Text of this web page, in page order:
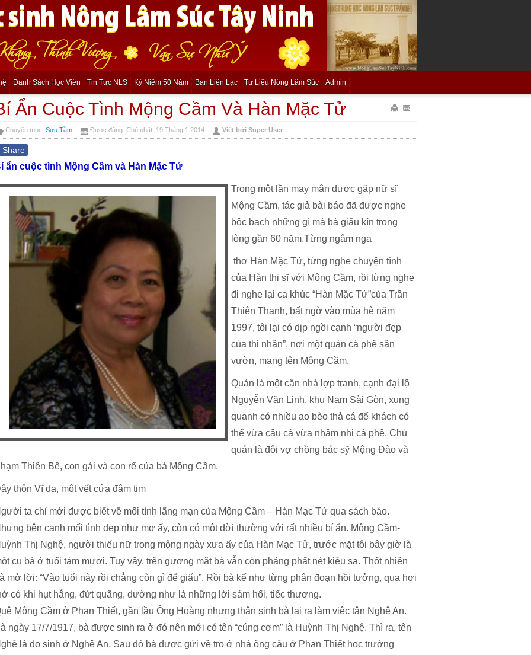
Danh Sách Học Viên Tin Tức NLS Kỷ Niệm 50 Năm Ban Liên Lạc Tư Liệu Nông Lâm Súc Admin
Ẩn Cuộc Tình Mộng Cầm Và Hàn Mặc Tử
bàiEmail
Chuyên mục:Sưu Tầm Được đăng: Chủ nhật, 19 Tháng 1 2014 Viết bởi Super User
Share
ẩn cuộc tình Mộng Cầm và Hàn Mặc Tử
Trong một lần may mắn được gặp nữ sĩ
Mộng Cầm, tác giả bài báo đã được nghe
bộc bạch những gì mà bà giấu kín trong
lòng gần 60 năm.Từng ngâm nga
thơ Hàn Mặc Tử, từng nghe chuyện tình
của Hàn thi sĩ với Mộng Cầm, rồi từng nghe
đi nghe lại ca khúc “Hàn Mặc Tử”của Trần
Thiện Thanh, bất ngờ vào mùa hè năm
1997, tôi lại có dịp ngồi cạnh “người đẹp
của thi nhân”, nơi một quán cà phê sân
vườn, mang tên Mộng Cầm.
Quán là một căn nhà lợp tranh, cạnh đại lộ
Nguyễn Văn Linh, khu Nam Sài Gòn, xung
quanh có nhiều ao bèo thả cá để khách có
thể vừa câu cá vừa nhâm nhi cà phê. Chủ
quán là đôi vợ chồng bác sỹ Mộng Đào và
Thiên Bê, con gái và con rể của bà Mộng Cầm.
thôn Vĩ dạ, một vết cứa đâm tim
ta chỉ mới được biết về mối tình lãng mạn của Mộng Cầm – Hàn Mạc Tử qua sách báo.
bên cạnh mối tình đẹp như mơ ấy, còn có một đời thường với rất nhiều bí ẩn. Mộng Cầm-
Thị Nghệ, người thiếu nữ trong mộng ngày xưa ấy của Hàn Mạc Tử, trước mặt tôi bây giờ là
cụ bà ở tuổi tám mươi. Tuy vậy, trên gương mặt bà vẫn còn phảng phất nét kiêu sa. Thốt nhiên
mở lời: “Vào tuổi này rồi chẳng còn gì để giấu”. Rồi bà kể như từng phân đoạn hồi tưởng, qua hơi
có khi hụt hẫng, đứt quãng, dường như là những lời sám hối, tiếc thương.
Mộng Cầm ở Phan Thiết, gần lầu Ông Hoàng nhưng thân sinh bà lại ra làm việc tận Nghệ An.
ngày 17/7/1917, bà được sinh ra ở đó nên mới có tên “cúng cơm” là Huỳnh Thị Nghệ. Thì ra, tên
là do sinh ở Nghệ An. Sau đó bà được gửi về trọ ở nhà ông cậu ở Phan Thiết học trường